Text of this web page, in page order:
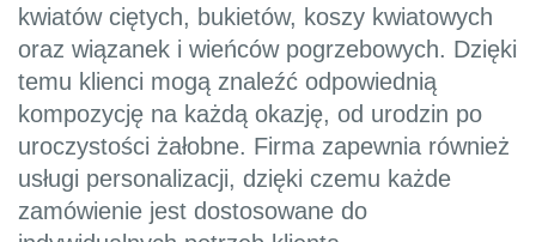
kwiatów ciętych, bukietów, koszy kwiatowych
oraz wiązanek i wieńców pogrzebowych. Dzięki
temu klienci mogą znaleźć odpowiednią
kompozycję na każdą okazję, od urodzin po
uroczystości żałobne. Firma zapewnia również
usługi personalizacji, dzięki czemu każde
zamówienie jest dostosowane do